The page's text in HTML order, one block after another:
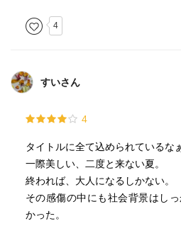
とにかくすごい小説。
4
すいさん
4
タイトルに全て込められているな
一際美しい、二度と来ない夏。
終われば、大人になるしかない。
その感傷の中にも社会背景はし
かった。